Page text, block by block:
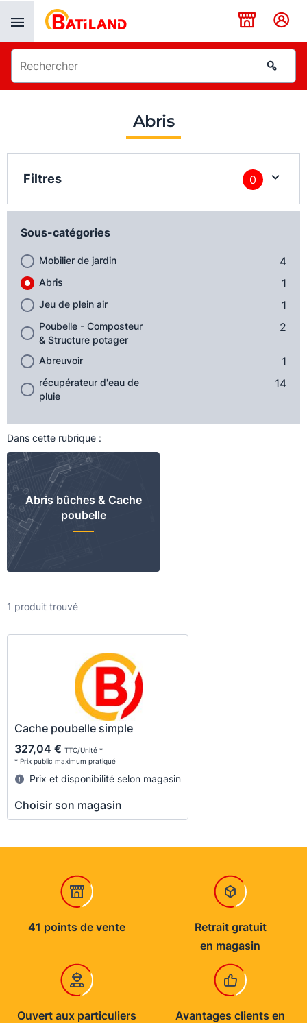
Abris
Filtres 0
Sous-catégories
Mobilier de jardin 4
Abris 1
Jeu de plein air 1
Poubelle - Composteur
& Structure potager
2
Abreuvoir 1
récupérateur d'eau de
pluie
14
Dans cette rubrique :
Abris bûches & Cache
poubelle
1 produit trouvé
Cache poubelle simple
327,04 € TTC/Unité *
* Prix public maximum pratiqué
Prix et disponibilité selon magasin
Choisir son magasin
41 points de vente
Retrait gratuit
en magasin
Ouvert aux particuliers
Avantages clients en
Panneau de gestion des cookies